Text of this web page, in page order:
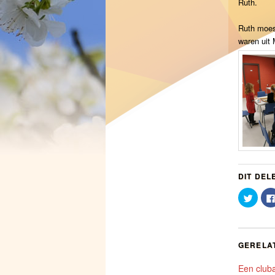
Ruth
waren uit
DIT
Klik
om
met
in
Een